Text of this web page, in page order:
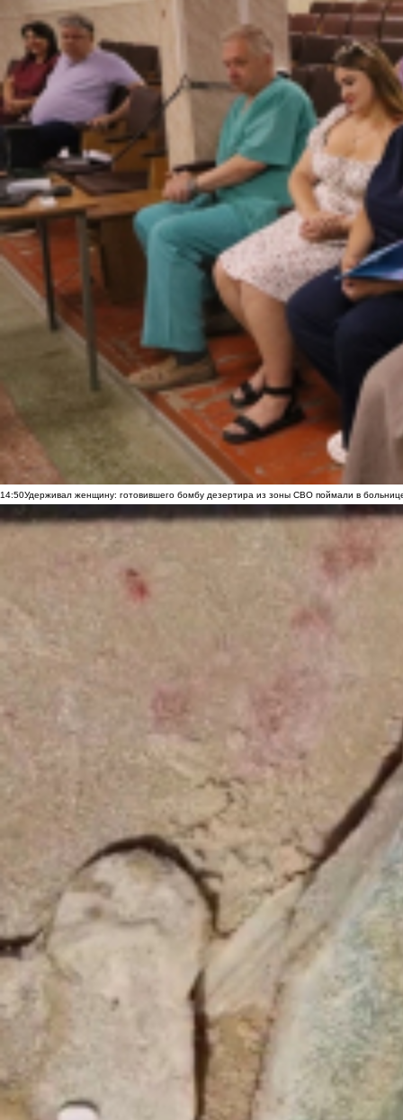
14:50Удерживал женщину: готовившего бомбу дезертира из зоны СВО поймали в